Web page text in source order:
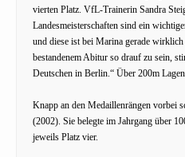
vierten Platz. VfL-Trainerin Sandra
Landesmeisterschaften sind ein
und diese ist bei Marina gerade
bestandenem Abitur so drauf zu sein,
Deutschen in Berlin.“ Über 200m
Knapp an den Medaillenrängen vorbei
(2002). Sie belegte im Jahrgang über
jeweils Platz vier.